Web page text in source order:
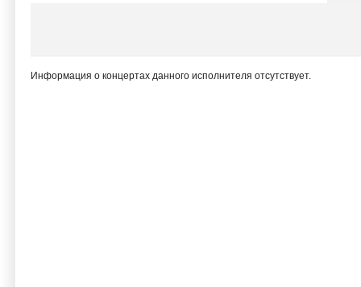
Информация о концертах данного исполнителя отсутствует.